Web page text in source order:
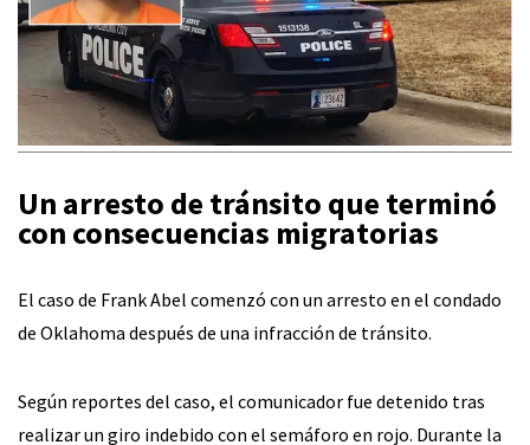
Un arresto de tránsito que terminó
con consecuencias migratorias
El caso de Frank Abel comenzó con un arresto en el condado
de Oklahoma después de una infracción de tránsito.
Según reportes del caso, el comunicador fue detenido tras
realizar un giro indebido con el semáforo en rojo. Durante la